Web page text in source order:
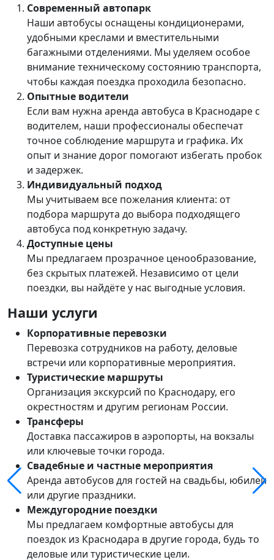
Современный автопарк
Наши автобусы оснащены кондиционерами,
удобными креслами и вместительными
багажными отделениями. Мы уделяем особое
внимание техническому состоянию транспорта,
чтобы каждая поездка проходила безопасно.
Опытные водители
Если вам нужна аренда автобуса в Краснодаре с
водителем, наши профессионалы обеспечат
точное соблюдение маршрута и графика. Их
опыт и знание дорог помогают избегать пробок
и задержек.
Индивидуальный подход
Мы учитываем все пожелания клиента: от
подбора маршрута до выбора подходящего
автобуса под конкретную задачу.
Доступные цены
Мы предлагаем прозрачное ценообразование,
без скрытых платежей. Независимо от цели
поездки, вы найдёте у нас выгодные условия.
Наши услуги
Корпоративные перевозки
Перевозка сотрудников на работу, деловые
встречи или корпоративные мероприятия.
Туристические маршруты
Организация экскурсий по Краснодару, его
окрестностям и другим регионам России.
Трансферы
Доставка пассажиров в аэропорты, на вокзалы
или ключевые точки города.
Свадебные и частные мероприятия
Аренда автобусов для гостей на свадьбы, юбилеи
или другие праздники.
Междугородние поездки
Мы предлагаем комфортные автобусы для
поездок из Краснодара в другие города, будь то
деловые или туристические цели.